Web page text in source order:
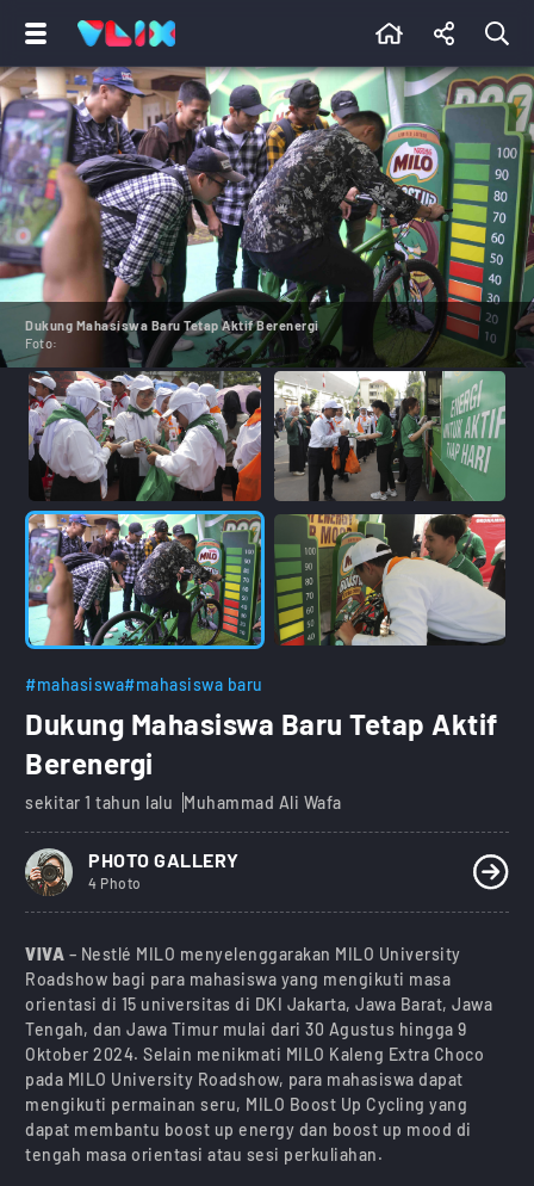
Dukung Mahasiswa Baru Tetap Aktif Berenergi
Foto:
#mahasiswa#mahasiswa baru
Dukung Mahasiswa Baru Tetap Aktif
Berenergi
sekitar 1 tahun lalu Muhammad Ali Wafa
PHOTO GALLERY
4 Photo
VIVA – Nestlé MILO menyelenggarakan MILO University
Roadshow bagi para mahasiswa yang mengikuti masa
orientasi di 15 universitas di DKI Jakarta, Jawa Barat, Jawa
Tengah, dan Jawa Timur mulai dari 30 Agustus hingga 9
Oktober 2024. Selain menikmati MILO Kaleng Extra Choco
pada MILO University Roadshow, para mahasiswa dapat
mengikuti permainan seru, MILO Boost Up Cycling yang
dapat membantu boost up energy dan boost up mood di
tengah masa orientasi atau sesi perkuliahan.